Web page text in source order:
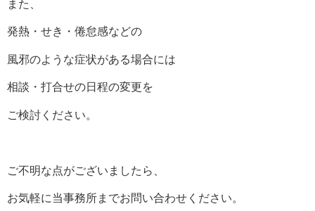
また、
発熱・せき・倦怠感などの
風邪のような症状がある場合には
相談・打合せの日程の変更を
ご検討ください。
ご不明な点がございましたら、
お気軽に当事務所までお問い合わせください。